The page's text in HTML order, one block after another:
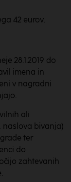
42 eurov.
28.1.2019 do
imena in
v nagradni
ali
naslova bivanja)
ter
do
zahtevanih